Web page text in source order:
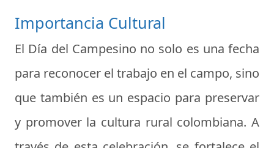
Importancia Cultural
El Día del Campesino no solo es una fecha
para reconocer el trabajo en el campo, sino
que también es un espacio para preservar
y promover la cultura rural colombiana. A